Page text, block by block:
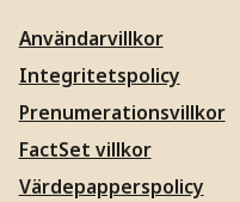
Användarvillkor
Integritetspolicy
Prenumerationsvillkor
FactSet villkor
Värdepapperspolicy